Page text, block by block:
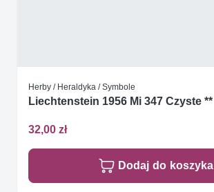
Herby / Heraldyka / Symbole
Liechtenstein 1956 Mi 347 Czyste **
32,00 zł
Dodaj do koszyka